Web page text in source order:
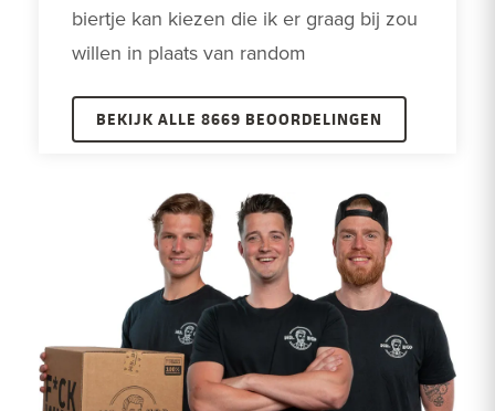
biertje kan kiezen die ik er graag bij zou
willen in plaats van random
BEKIJK ALLE 8669 BEOORDELINGEN